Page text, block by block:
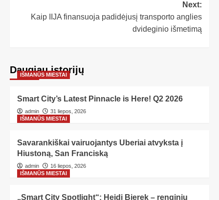
Next:
Kaip IIJA finansuoja padidėjusį transporto anglies
dvideginio išmetimą
Daugiau istorijų
IŠMANŪS MIESTAI
Smart City’s Latest Pinnacle is Here! Q2 2026
admin
31 liepos, 2026
IŠMANŪS MIESTAI
Savarankiškai vairuojantys Uberiai atvyksta į
Hiustoną, San Franciską
admin
16 liepos, 2026
IŠMANŪS MIESTAI
„Smart City Spotlight“: Heidi Bierek – renginių